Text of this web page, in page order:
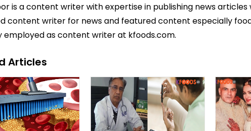
is a content writer with expertise in publishing news
content writer for news and featured content especially
employed as content writer at kfoods.com.
Articles